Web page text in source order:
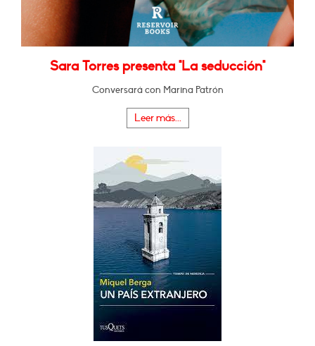
Sara Torres presenta "La seducción"
Conversará con Marina Patrón
Leer más...